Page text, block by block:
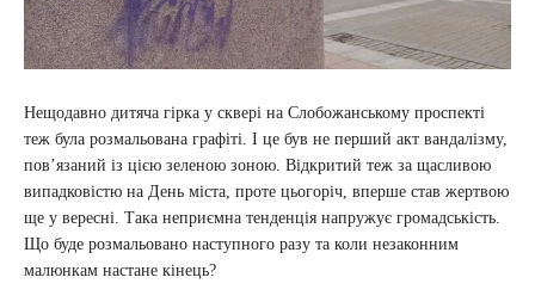
Нещодавно дитяча гірка у сквері на Слобожанському проспекті
теж була розмальована графіті. І це був не перший акт вандалізму,
пов’язаний із цією зеленою зоною. Відкритий теж за щасливою
випадковістю на День міста, проте цьогоріч, вперше став жертвою
ще у вересні. Така неприємна тенденція напружує громадськість.
Що буде розмальовано наступного разу та коли незаконним
малюнкам настане кінець?